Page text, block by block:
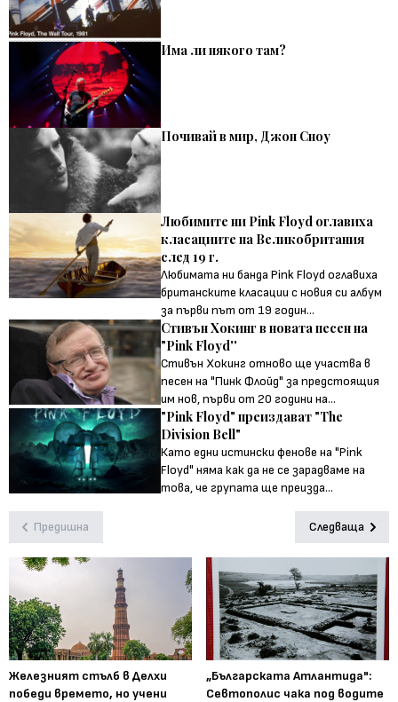
Има ли някого там?
Почивай в мир, Джон Сноу
Любимите ни Pink Floyd оглавиха
класациите на Великобритания
след 19 г.
Любимата ни банда Pink Floyd оглавиха
британските класации с новия си албум
за първи път от 19 годин...
Стивън Хокинг в новата песен на
"Pink Floyd''
Стивън Хокинг отново ще участва в
песен на "Пинк Флойд" за предстоящия
им нов, първи от 20 години на...
"Pink Floyd" преиздават "The
Division Bell"
Като едни истински фенове на "Pink
Floyd" няма как да не се зарадваме на
това, че групата ще преизда...
Предишна Следваща
Железният стълб в Делхи
победи времето, но учени
„Българската Атлантида":
Севтополис чака под водите